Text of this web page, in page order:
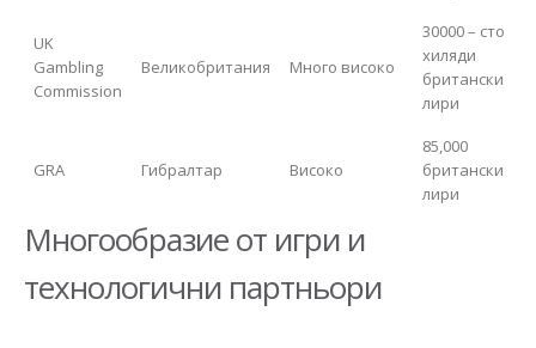
UK
Gambling
Commission
Великобритания Много високо
30000 – сто
хиляди
британски
лири
GRA Гибралтар Високо
85,000
британски
лири
Многообразие от игри и
технологични партньори